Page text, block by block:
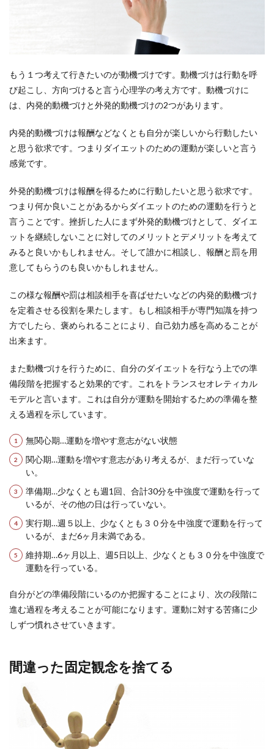
もう１つ考えて行きたいのが動機づけです。動機づけは行動を呼
び起こし、方向づけると言う心理学の考え方です。動機づけに
は、内発的動機づけと外発的動機づけの2つがあります。
内発的動機づけは報酬などなくとも自分が楽しいから行動したい
と思う欲求です。つまりダイエットのための運動が楽しいと言う
感覚です。
外発的動機づけは報酬を得るために行動したいと思う欲求です。
つまり何か良いことがあるからダイエットのための運動を行うと
言うことです。挫折した人にまず外発的動機づけとして、ダイエ
ットを継続しないことに対してのメリットとデメリットを考えて
みると良いかもしれません。そして誰かに相談し、報酬と罰を用
意してもらうのも良いかもしれません。
この様な報酬や罰は相談相手を喜ばせたいなどの内発的動機づけ
を定着させる役割を果たします。もし相談相手が専門知識を持つ
方でしたら、褒められることにより、自己効力感を高めることが
出来ます。
また動機づけを行うために、自分のダイエットを行なう上での準
備段階を把握すると効果的です。これをトランスセオレティカル
モデルと言います。これは自分が運動を開始するための準備を整
える過程を示しています。
無関心期…運動を増やす意志がない状態
関心期…運動を増やす意志があり考えるが、まだ行っていな
い。
準備期…少なくとも週1回、合計30分を中強度で運動を行って
いるが、その他の日は行っていない。
実行期…週５以上、少なくとも３０分を中強度で運動を行って
いるが、まだ6ヶ月未満である。
維持期…6ヶ月以上、週5日以上、少なくとも３０分を中強度で
運動を行っている。
自分がどの準備段階にいるのか把握することにより、次の段階に
進む過程を考えることが可能になります。運動に対する苦痛に少
しずつ慣れさせていきます。
間違った固定観念を捨てる